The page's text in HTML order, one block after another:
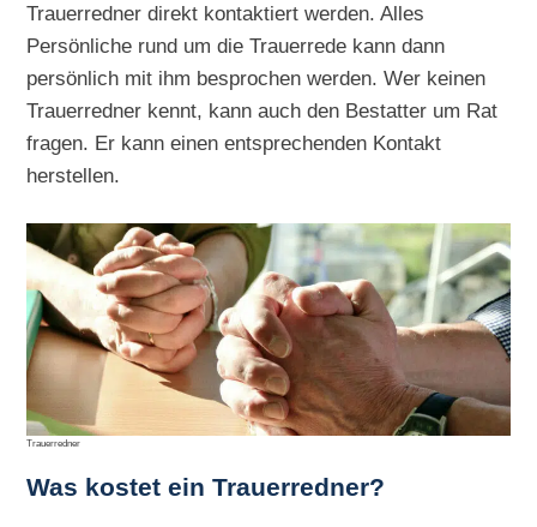
Trauerredner direkt kontaktiert werden. Alles
Persönliche rund um die Trauerrede kann dann
persönlich mit ihm besprochen werden. Wer keinen
Trauerredner kennt, kann auch den Bestatter um Rat
fragen. Er kann einen entsprechenden Kontakt
herstellen.
Trauerredner
Was kostet ein Trauerredner?